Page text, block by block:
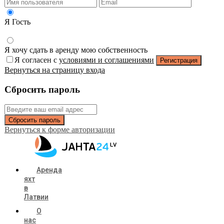
Я Гость
Я хочу сдать в аренду мою собственность
Я согласен с условиями и соглашениями Регистрация
Вернуться на страницу входа
Сбросить пароль
Сбросить пароль
Вернуться к форме авторизации
Аренда
яхт
в
Латвии
О
нас